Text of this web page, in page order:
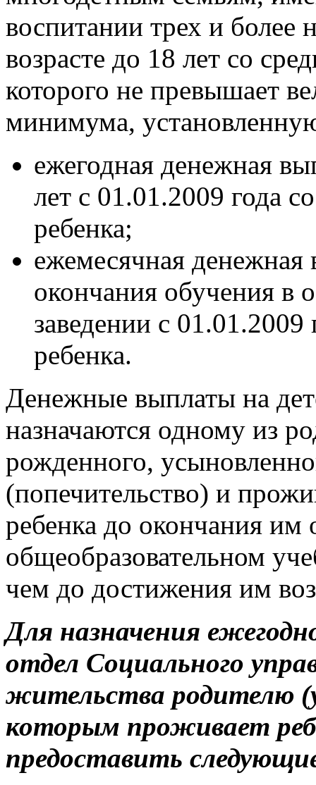
воспитании трех и более
возрасте до 18 лет со
которого не превышает
минимума,
ежегодная денежная
лет с 01.01.2009 года
ребенка;
ежемесячная денежная
окончания обучения в
заведении с 01.01.2009
ребенка.
Денежные выплаты на
назначаются одному из
рожденного,
(попечительство) и
ребенка до окончания им
общеобразовательном
чем до достижения им
Для назначения
отдел Социального
жительства родителю
которым проживает
предоставить